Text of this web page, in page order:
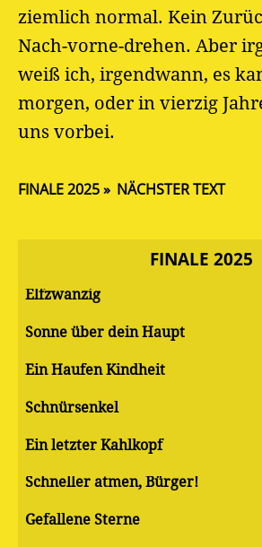
ziemlich normal. Kein
Nach-vorne-drehen. Aber
weiß ich, irgendwann, es
morgen, oder in vierzig
uns vorbei.
FINALE 2025 NÄCHSTER TEXT
FINALE 2025
Elfzwanzig
Sonne über dein Haupt
Ein Haufen Kindheit
Schnürsenkel
Ein letzter Kahlkopf
Schneller atmen, Bürger!
Gefallene Sterne